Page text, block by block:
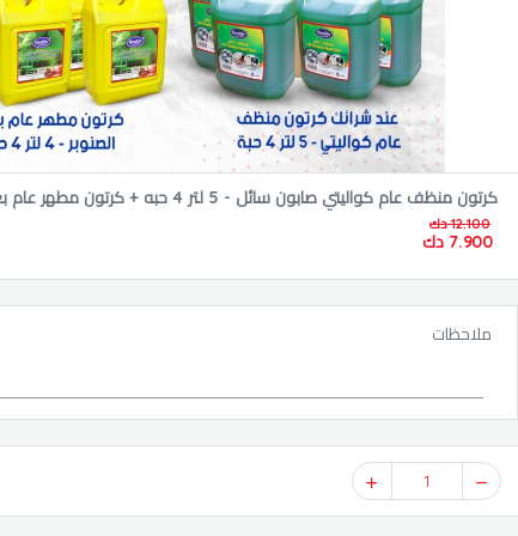
حبه + هديه مجانيه كرتون كلور مبيض كواليتي - 4 لتر 4 حبه
12.100 دك
7.900 دك
ملاحظات
1